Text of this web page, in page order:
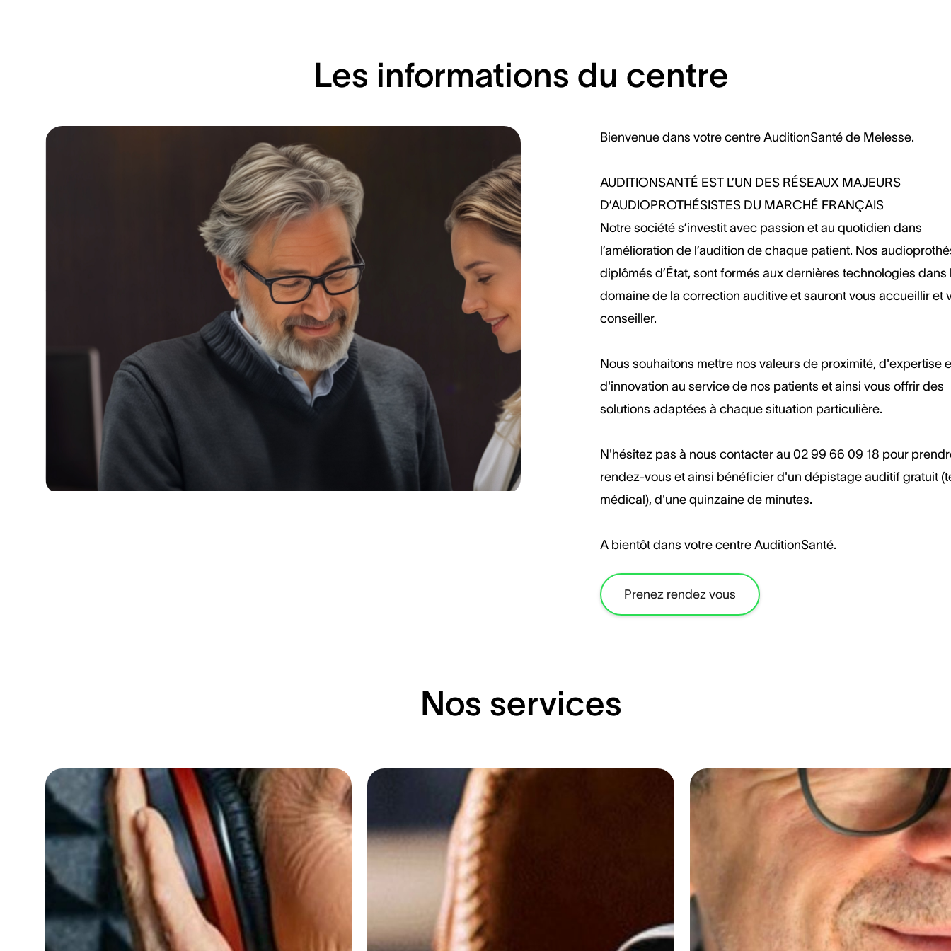
Les informations du centre
Bienvenue dans votre centre AuditionSanté de Melesse.
AUDITIONSANTÉ EST L’UN DES RÉSEAUX MAJEURS
D’AUDIOPROTHÉSISTES DU MARCHÉ FRANÇAIS
Notre société s’investit avec passion et au quotidien dans
l’amélioration de l’audition de chaque patient. Nos
diplômés d’État, sont formés aux dernières technologies dans
domaine de la correction auditive et sauront vous accueillir et
conseiller.
Nous souhaitons mettre nos valeurs de proximité, d'expertise
d'innovation au service de nos patients et ainsi vous offrir des
solutions adaptées à chaque situation particulière.
N'hésitez pas à nous contacter au 02 99 66 09 18 pour
rendez-vous et ainsi bénéficier d'un dépistage auditif gratuit
médical), d'une quinzaine de minutes.
A bientôt dans votre centre AuditionSanté.
Prenez rendez vous
Nos services